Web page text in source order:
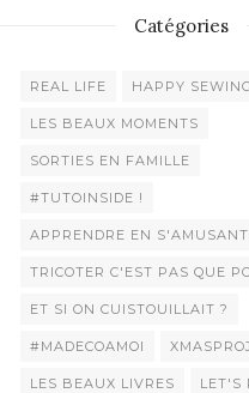
Catégories
REAL LIFE HAPPY SEWING
LES BEAUX MOMENTS
SORTIES EN FAMILLE
#TUTOINSIDE !
APPRENDRE EN
TRICOTER C'EST PAS QUE
ET SI ON CUISTOUILLAIT ?
#MADECOAMOI
LES BEAUX LIVRES LET'S